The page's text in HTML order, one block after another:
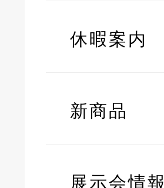
休暇案内
新商品
展示会情報